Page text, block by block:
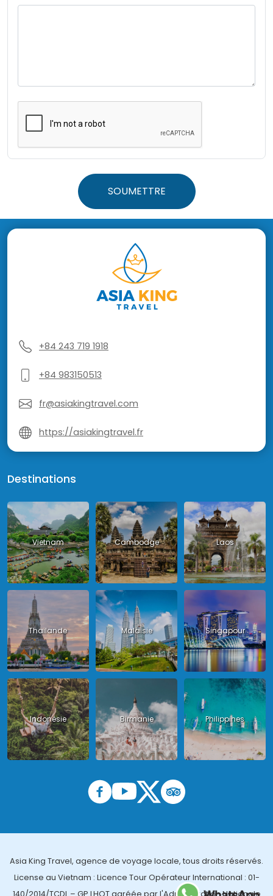
SOUMETTRE
+84 243 719 1918
+84 983150513
fr@asiakingtravel.com
https://asiakingtravel.fr
Destinations
Vietnam Cambodge Laos
Thailande Malaisie Singapour
Indonésie Birmanie Philippines
Asia King Travel, agence de voyage locale, tous droits réservés.
License au Vietnam : Licence Tour Opérateur International : 01-
140/2014/TCDL – GP LHQT agréée par l'Administration Nationale